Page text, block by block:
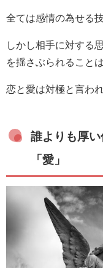
全ては感情の為せる技
しかし相手に対する
を揺さぶられること
恋と愛は対極と言わ
誰よりも厚
「愛」